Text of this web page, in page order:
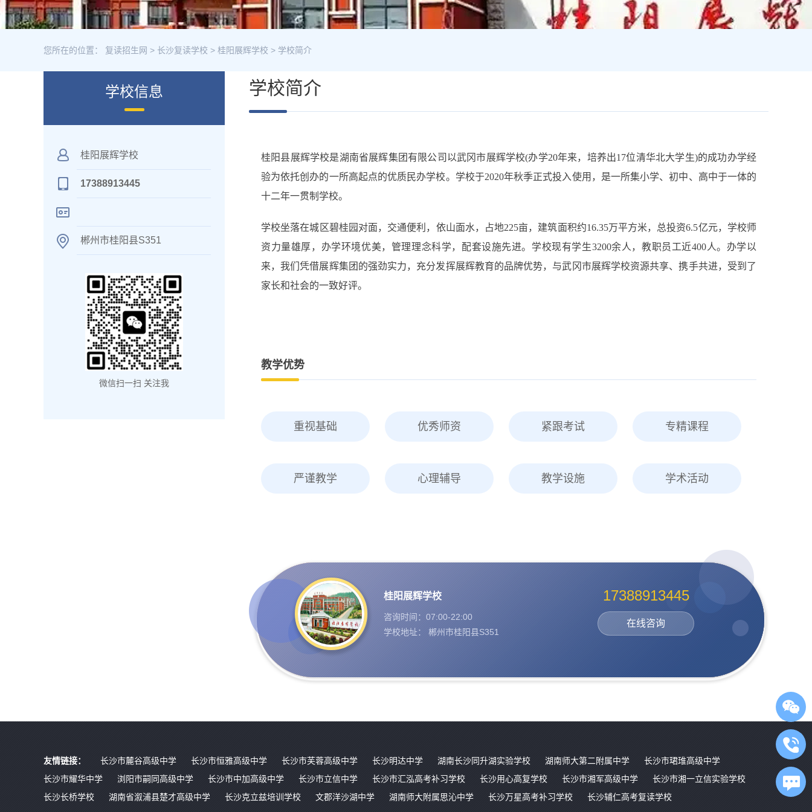
您所在的位置： 复读招生网 > 长沙复读学校 > 桂阳展辉学校 > 学校简介
学校信息
桂阳展辉学校
17388913445
郴州市桂阳县S351
微信扫一扫 关注我
学校简介
桂阳县展辉学校是湖南省展辉集团有限公司以武冈市展辉学校(办学20年来，培养出17位清华北大学生)的成功办学经
验为依托创办的一所高起点的优质民办学校。学校于2020年秋季正式投入使用，是一所集小学、初中、高中于一体的
十二年一贯制学校。
学校坐落在城区碧桂园对面，交通便利，依山面水，占地225亩，建筑面积约16.35万平方米，总投资6.5亿元，学校师
资力量雄厚，办学环境优美，管理理念科学，配套设施先进。学校现有学生3200余人，教职员工近400人。办学以
来，我们凭借展辉集团的强劲实力，充分发挥展辉教育的品牌优势，与武冈市展辉学校资源共享、携手共进，受到了
家长和社会的一致好评。
教学优势
重视基础 优秀师资 紧跟考试 专精课程
严谨教学 心理辅导 教学设施 学术活动
桂阳展辉学校
咨询时间：07:00-22:00
学校地址： 郴州市桂阳县S351
17388913445
在线咨询
友情链接： 长沙市麓谷高级中学 长沙市恒雅高级中学 长沙市芙蓉高级中学 长沙明达中学 湖南长沙同升湖实验学校 湖南师大第二附属中学
长沙市珺琟高级中学
长沙市耀华中学
浏阳市嗣同高级中学 长沙市中加高级中学 长沙市立信中学 长沙市汇泓高考补习学校 长沙用心高复学校 长沙市湘军高级中学
长沙市湘一立信实验学校
长沙长桥学校
湖南省溆浦县楚才高级中学 长沙克立兹培训学校 文郡洋沙湖中学 湖南师大附属思沁中学 长沙万星高考补习学校 长沙辅仁高考复读学校